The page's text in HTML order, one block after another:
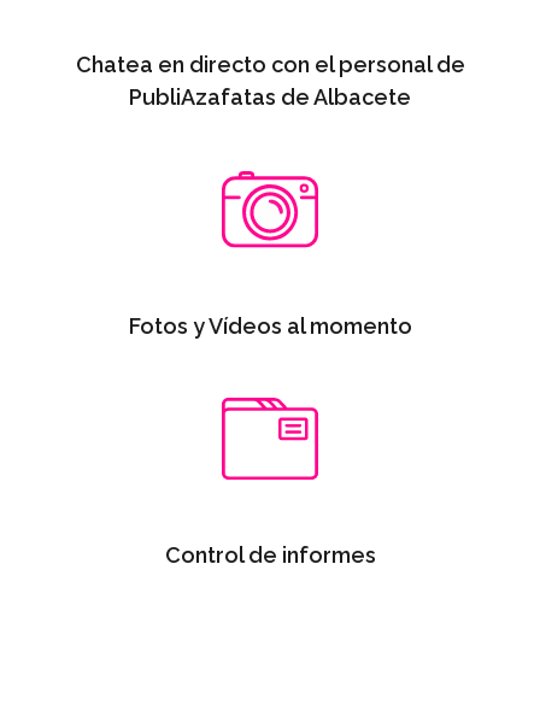
Chatea en directo con el personal de
PubliAzafatas de Albacete
Fotos y Vídeos al momento
Control de informes